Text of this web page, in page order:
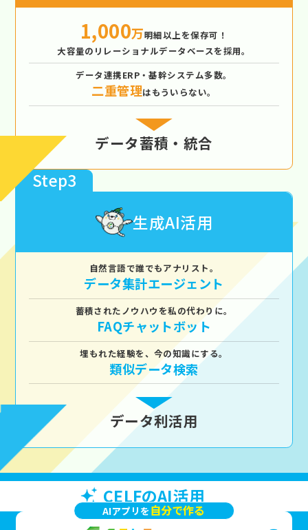
1,000万明細以上を保存可！
大容量のリレーショナルデータベースを採用。
データ連携ERP・基幹システム多数。
二重管理はもういらない。
データ蓄積・統合
Step3
生成AI活用
自然言語で誰でもアナリスト。
データ集計エージェント
蓄積されたノウハウを私の代わりに。
FAQチャットボット
埋もれた経験を、今の知識にする。
類似データ検索
データ利活用
CELFのAI活用
AIアプリを 自分で作る